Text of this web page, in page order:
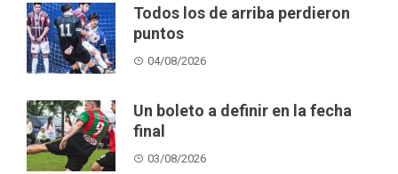
Todos los de arriba perdieron
puntos
04/08/2026
Un boleto a definir en la fecha
final
03/08/2026